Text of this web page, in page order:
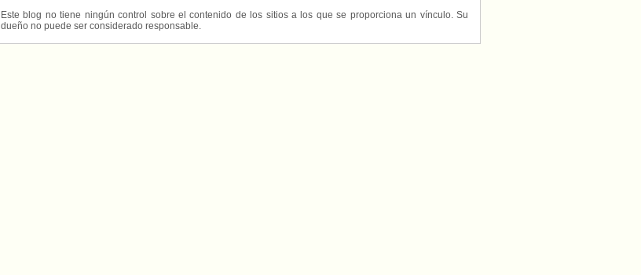
Este blog no tiene ningún control sobre el contenido de los sitios a los que se proporciona un vínculo. Su
dueño no puede ser considerado responsable.